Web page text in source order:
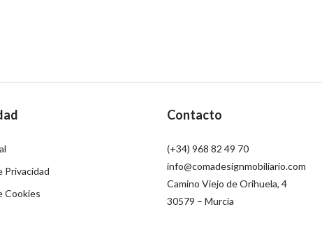
Privacidad
Cookies
Contacto
(+34) 968 82 49 70
info@comadesignmobiliario.com
Camino Viejo de Orihuela, 4
30579 – Murcia